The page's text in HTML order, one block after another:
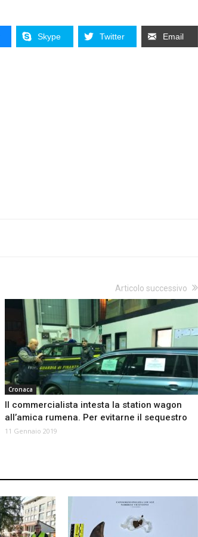
Skype Twitter Email
Articolo successivo
Cronaca
Il commercialista intesta la station wagon
all’amica rumena. Per evitarne il sequestro
11 Gennaio 2019